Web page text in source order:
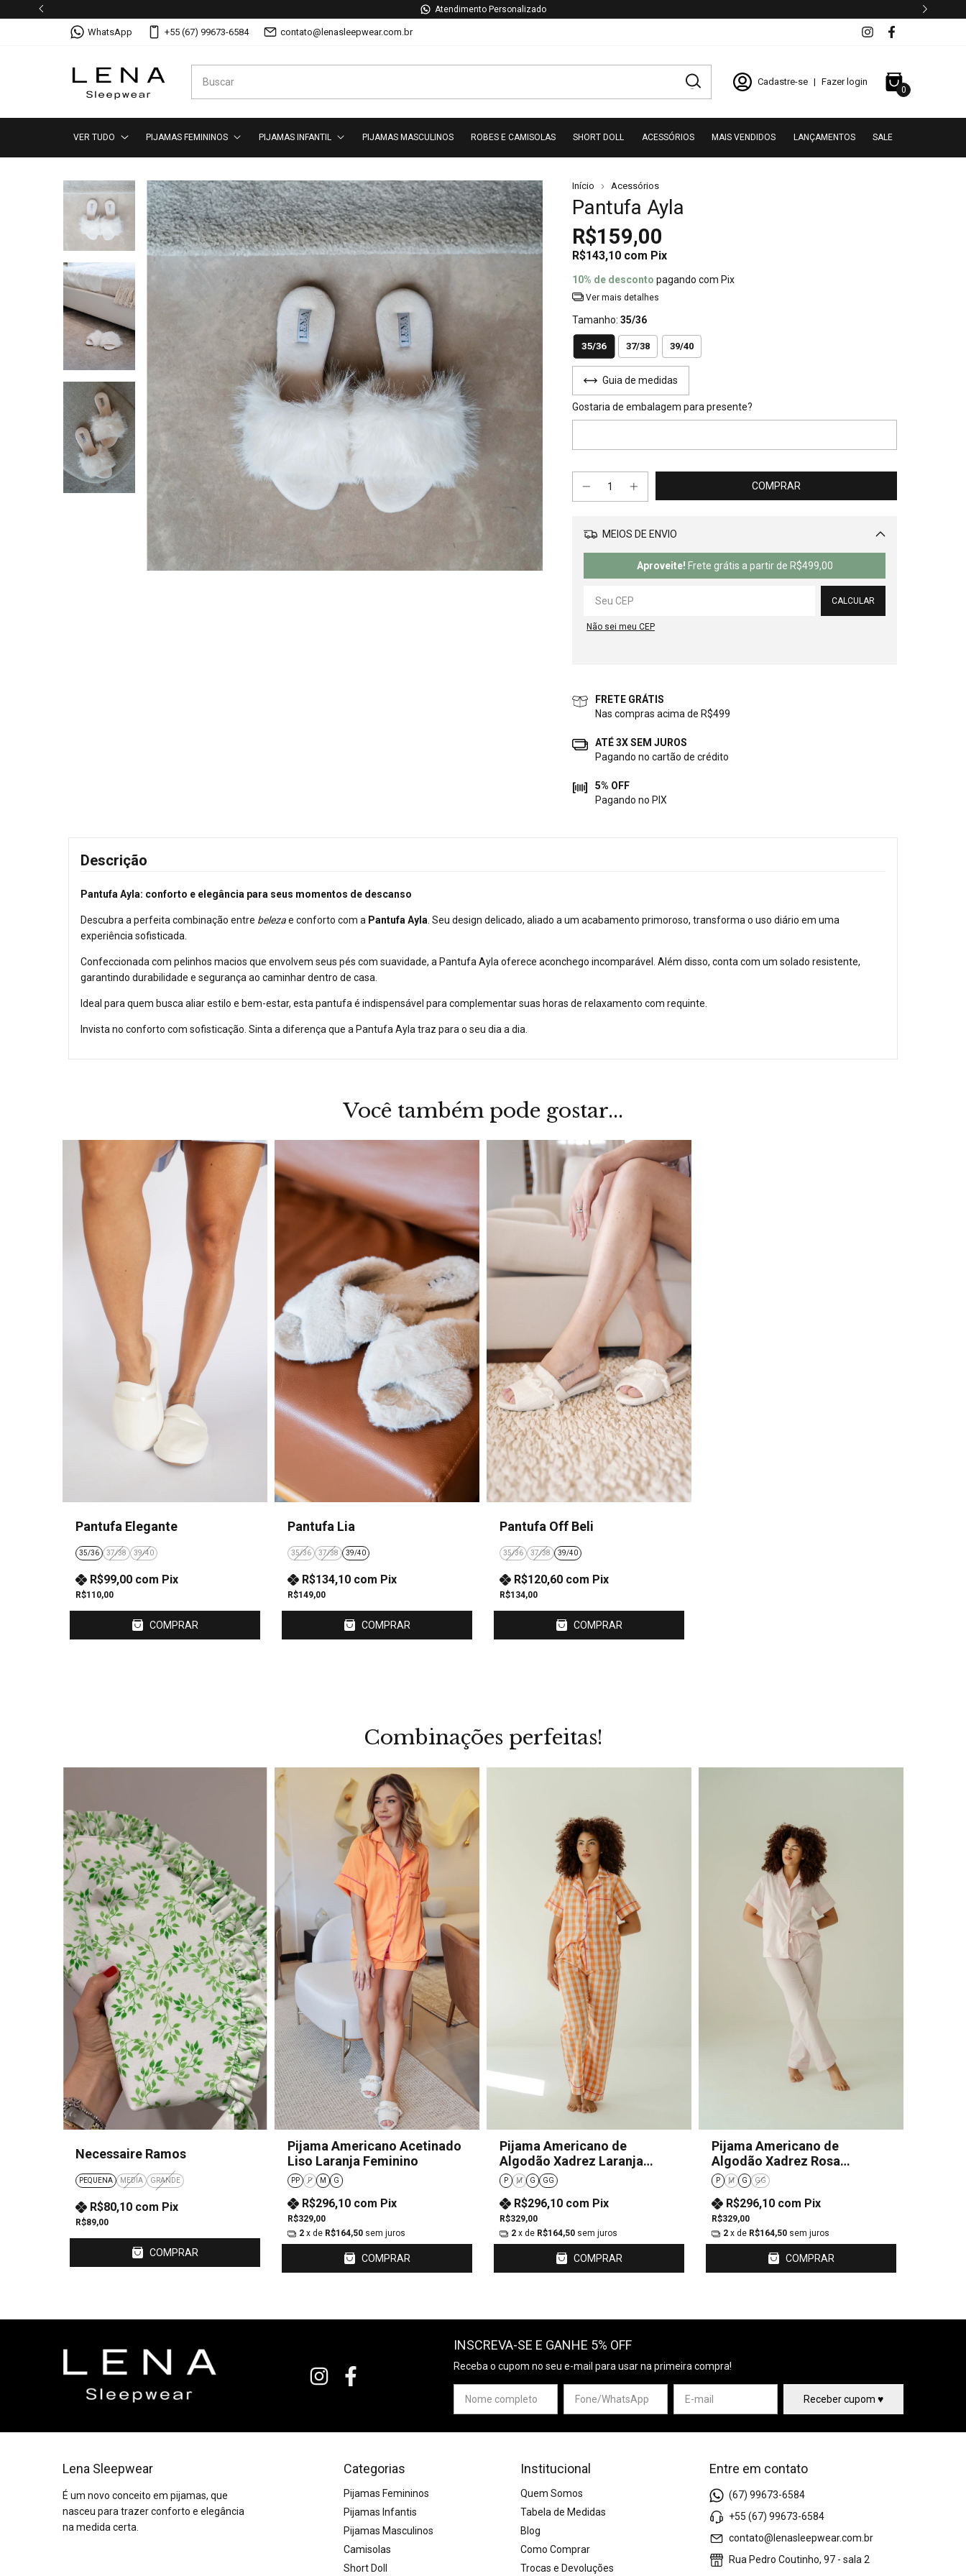
Atendimento Personalizado
WhatsApp +55 (67) 99673-6584 contato@lenasleepwear.com.br
Cadastre-se | Fazer login
0
VER TUDO PIJAMAS FEMININOS PIJAMAS INFANTIL PIJAMAS MASCULINOS ROBES E CAMISOLAS SHORT DOLL ACESSÓRIOS MAIS VENDIDOS LANÇAMENTOS SALE
Início Acessórios
Pantufa Ayla
R$159,00
R$143,10 com Pix
10% de desconto pagando com Pix
Ver mais detalhes
Tamanho: 35/36
35/36 37/38 39/40
Guia de medidas
Gostaria de embalagem para presente?
MEIOS DE ENVIO
Aproveite! Frete grátis a partir de R$499,00
CALCULAR
Não sei meu CEP
FRETE GRÁTIS
Nas compras acima de R$499
ATÉ 3X SEM JUROS
Pagando no cartão de crédito
5% OFF
Pagando no PIX
Descrição
Pantufa Ayla: conforto e elegância para seus momentos de descanso
Descubra a perfeita combinação entre belezae conforto com a Pantufa Ayla . Seu design delicado, aliado a um acabamento primoroso, transforma o uso diário em uma
experiência sofisticada.
Confeccionada com pelinhos macios que envolvem seus pés com suavidade, a Pantufa Ayla oferece aconchego incomparável. Além disso, conta com um solado resistente,
garantindo durabilidade e segurança ao caminhar dentro de casa.
Ideal para quem busca aliar estilo e bem-estar, esta pantufa é indispensável para complementar suas horas de relaxamento com requinte.
Invista no conforto com sofisticação. Sinta a diferença que a Pantufa Ayla traz para o seu dia a dia.
Você também pode gostar...
Pantufa Elegante
35/36 37/38 39/40
R$110,00
R$99,00 com Pix
COMPRAR
Pantufa Lia
35/36 37/38 39/40
R$149,00
R$134,10 com Pix
COMPRAR
Pantufa Off Beli
35/36 37/38 39/40
R$134,00
R$120,60 com Pix
COMPRAR
Combinações perfeitas!
Necessaire Ramos
PEQUENA MEDIA GRANDE
R$89,00
R$80,10 com Pix
COMPRAR
Pijama Americano Acetinado
Liso Laranja Feminino
PP P M G
R$329,00
R$296,10 com Pix
2 x de R$164,50 sem juros
COMPRAR
Pijama Americano de
Algodão Xadrez Laranja
Feminino
P M G GG
R$329,00
R$296,10 com Pix
2 x de R$164,50 sem juros
COMPRAR
Pijama Americano de
Algodão Xadrez Rosa
Feminino
P M G GG
R$329,00
R$296,10 com Pix
2 x de R$164,50 sem juros
COMPRAR
INSCREVA-SE E GANHE 5% OFF
Receba o cupom no seu e-mail para usar na primeira compra!
Lena Sleepwear
É um novo conceito em pijamas, que
nasceu para trazer conforto e elegância
na medida certa.
Categorias
Pijamas Femininos
Pijamas Infantis
Pijamas Masculinos
Camisolas
Short Doll
Institucional
Quem Somos
Tabela de Medidas
Blog
Como Comprar
Trocas e Devoluções
Entre em contato
(67) 99673-6584
+55 (67) 99673-6584
contato@lenasleepwear.com.br
Rua Pedro Coutinho, 97 - sala 2